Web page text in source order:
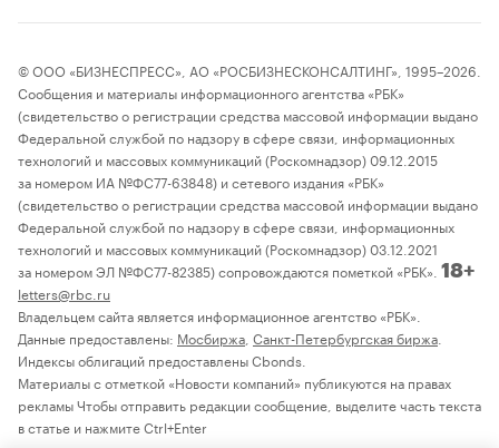
© ООО «БИЗНЕСПРЕСС», АО «РОСБИЗНЕСКОНСАЛТИНГ», 1995–2026.
Сообщения и материалы информационного агентства «РБК»
(свидетельство о регистрации средства массовой информации выдано
Федеральной службой по надзору в сфере связи, информационных
технологий и массовых коммуникаций (Роскомнадзор) 09.12.2015
за номером ИА №ФС77-63848) и сетевого издания «РБК»
(свидетельство о регистрации средства массовой информации выдано
Федеральной службой по надзору в сфере связи, информационных
технологий и массовых коммуникаций (Роскомнадзор) 03.12.2021
за номером ЭЛ №ФС77-82385) сопровождаются пометкой «РБК». 18+
letters@rbc.ru
Владельцем сайта является информационное агентство «РБК».
Данные предоставлены: Мосбиржа Санкт-Петербургская биржа
Индексы облигаций предоставлены Cbonds.
Материалы с отметкой «Новости компаний» публикуются на правах
рекламы Чтобы отправить редакции сообщение, выделите часть текста
в статье и нажмите Ctrl+Enter